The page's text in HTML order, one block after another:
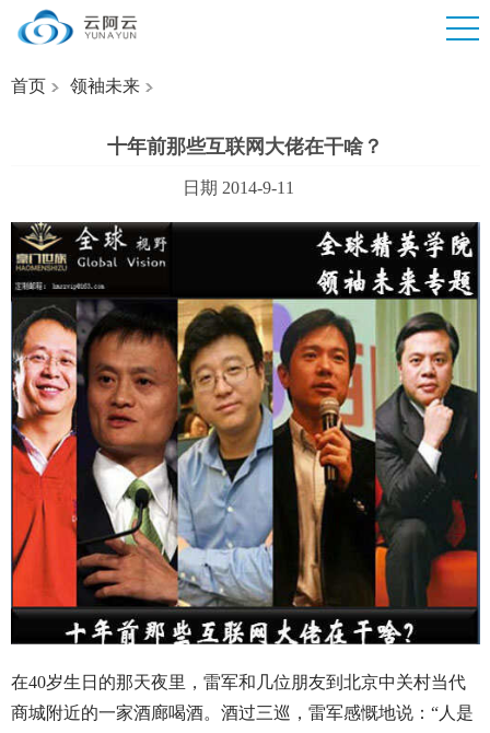
首页 领袖未来
十年前那些互联网大佬在干啥？
日期 2014-9-11
在40岁生日的那天夜里，雷军和几位朋友到北京中关村当代
商城附近的一家酒廊喝酒。酒过三巡，雷军感慨地说：“人是